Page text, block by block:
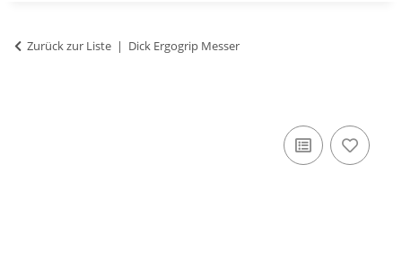
Zurück zur Liste Dick Ergogrip Messer